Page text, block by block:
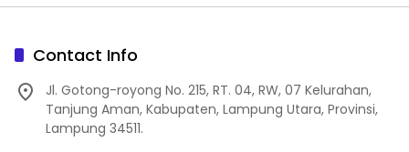
Contact Info
Jl. Gotong-royong No. 215, RT. 04, RW, 07 Kelurahan,
Tanjung Aman, Kabupaten, Lampung Utara, Provinsi,
Lampung 34511.